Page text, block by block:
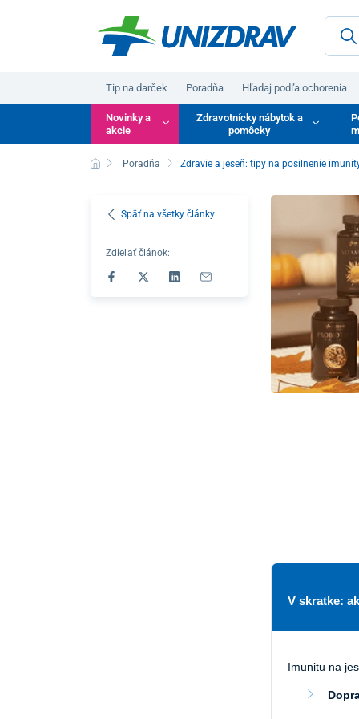
Tip na darček Poradňa Hľadaj podľa ochorenia
Novinky a
akcie
Zdravotnícky nábytok a
pomôcky
Poradňa Zdravie a jeseň: tipy na posilnenie
Späť na všetky články
Zdieľať článok:
V skratke:
Imunitu na